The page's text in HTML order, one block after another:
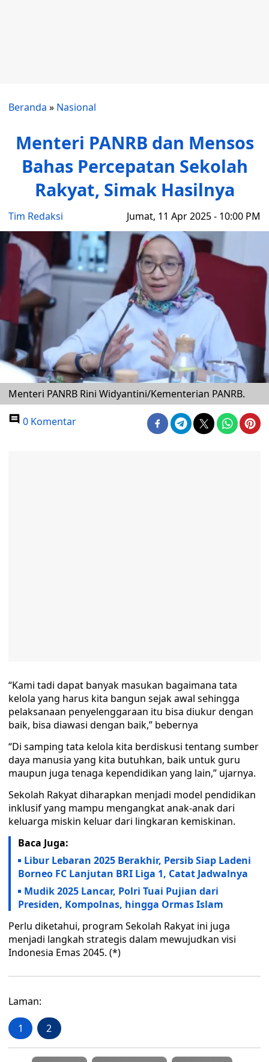
Beranda » Nasional
Menteri PANRB dan Mensos
Bahas Percepatan Sekolah
Rakyat, Simak Hasilnya
Tim Redaksi Jumat, 11 Apr 2025 - 10:00 PM
Menteri PANRB Rini Widyantini/Kementerian PANRB.
0 Komentar
“Kami tadi dapat banyak masukan bagaimana tata
kelola yang harus kita bangun sejak awal sehingga
pelaksanaan penyelenggaraan itu bisa diukur dengan
baik, bisa diawasi dengan baik,” bebernya
“Di samping tata kelola kita berdiskusi tentang sumber
daya manusia yang kita butuhkan, baik untuk guru
maupun juga tenaga kependidikan yang lain,” ujarnya.
Sekolah Rakyat diharapkan menjadi model pendidikan
inklusif yang mampu mengangkat anak-anak dari
keluarga miskin keluar dari lingkaran kemiskinan.
Baca Juga:
Libur Lebaran 2025 Berakhir, Persib Siap Ladeni
Borneo FC Lanjutan BRI Liga 1, Catat Jadwalnya
Mudik 2025 Lancar, Polri Tuai Pujian dari
Presiden, Kompolnas, hingga Ormas Islam
Perlu diketahui, program Sekolah Rakyat ini juga
menjadi langkah strategis dalam mewujudkan visi
Indonesia Emas 2045. (*)
Laman:
1 2